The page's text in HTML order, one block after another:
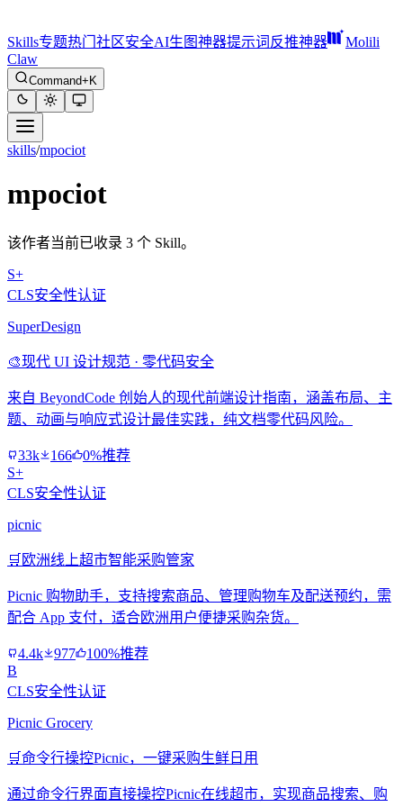
Skills专题热门 社区安全AI生图神器提示词反推神器
Molili
Claw
Command+K
skills/mpociot
mpociot
该作者当前已收录 3 个 Skill。
S+
CLS安全性认证
SuperDesign
🎨现代 UI 设计规范 · 零代码安全
来自 BeyondCode 创始人的现代前端设计指南，涵盖布局、主
题、动画与响应式设计最佳实践，纯文档零代码风险。
33k 166
0%推荐
S+
CLS安全性认证
picnic
🛒 欧洲线上超市智能采购管家
Picnic 购物助手，支持搜索商品、管理购物车及配送预约，需
配合 App 支付，适合欧洲用户便捷采购杂货。
4.4k 977
100%推荐
B
CLS安全性认证
Picnic Grocery
🛒命令行操控Picnic，一键采购生鲜日用
通过命令行界面直接操控Picnic在线超市，实现商品搜索、购